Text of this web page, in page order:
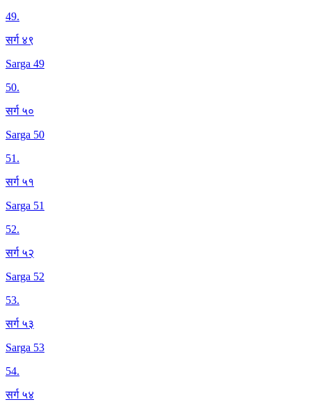
49.
सर्ग ४९
Sarga 49
50.
सर्ग ५०
Sarga 50
51.
सर्ग ५१
Sarga 51
52.
सर्ग ५२
Sarga 52
53.
सर्ग ५३
Sarga 53
54.
सर्ग ५४